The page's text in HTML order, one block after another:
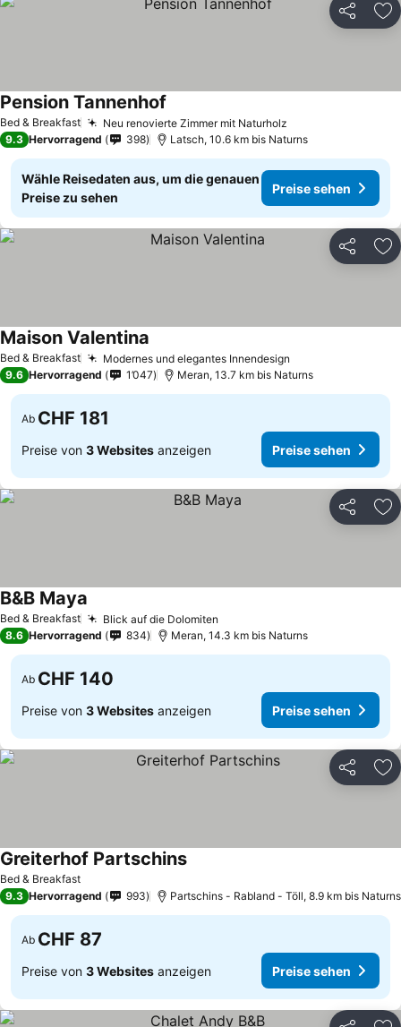
Teilen
Bed & Breakfast Neu renovierte Zimmer mit Naturholz
Pension Tannenhof
9.3 Hervorragend 398 Latsch, 10.6 km bis Naturns
Wähle Reisedaten aus, um die genauen
Preise zu sehen
Preise sehen
Teilen
Bed & Breakfast Modernes und elegantes Innendesign
Maison Valentina
9.6 Hervorragend 1’047 Meran, 13.7 km bis Naturns
Ab CHF 181
Preise von 3 Websites anzeigen Preise sehen
Teilen
Bed & Breakfast Blick auf die Dolomiten
B&B Maya
8.6 Hervorragend 834 Meran, 14.3 km bis Naturns
Ab CHF 140
Preise von 3 Websites anzeigen Preise sehen
Teilen
Bed & Breakfast
Greiterhof PartschinsPreise sehen
9.3 Hervorragend 993 Partschins - Rabland - Töll, 8.9 km bis Naturns
Ab CHF 87
Preise von 3 Websites anzeigen Preise sehen